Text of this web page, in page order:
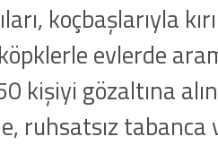
koçbaşlarıyla
evlerde
kişiyi gözaltına
ruhsatsız tabanca